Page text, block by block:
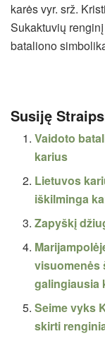
karės vyr. srž.
Sukaktuvių
bataliono
Susiję
Vaidoto
karius
Lietuvos
iškilminga
Zapyškį
visuomenės
galingiausia
Seime vyks
skirti